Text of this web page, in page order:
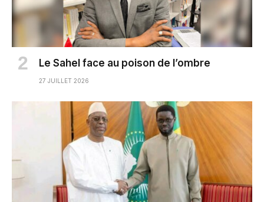
Le Sahel face au poison de l’ombre
27 JUILLET 2026